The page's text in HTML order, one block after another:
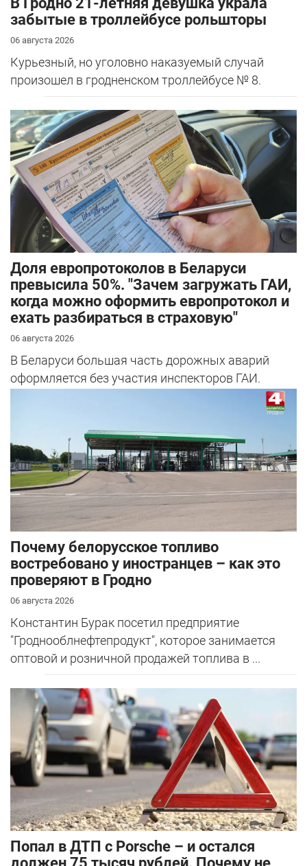
забытые в троллейбусе рольшторы
06 августа 2026
Курьезный, но уголовно наказуемый случай
произошел в гродненском троллейбусе № 8.
Доля европротоколов в Беларуси
превысила 50%. "Зачем загружать ГАИ,
когда можно оформить европротокол и
ехать разбираться в страховую"
06 августа 2026
В Беларуси большая часть дорожных аварий
оформляется без участия инспекторов ГАИ.
Почему белорусское топливо
востребовано у иностранцев – как это
проверяют в Гродно
06 августа 2026
Константин Бурак посетил предприятие
"Гроднооблнефтепродукт", которое занимается
оптовой и розничной продажей топлива в ...
​Попал в ДТП с Porsche – и остался
должен 75 тысяч рублей. Почему не